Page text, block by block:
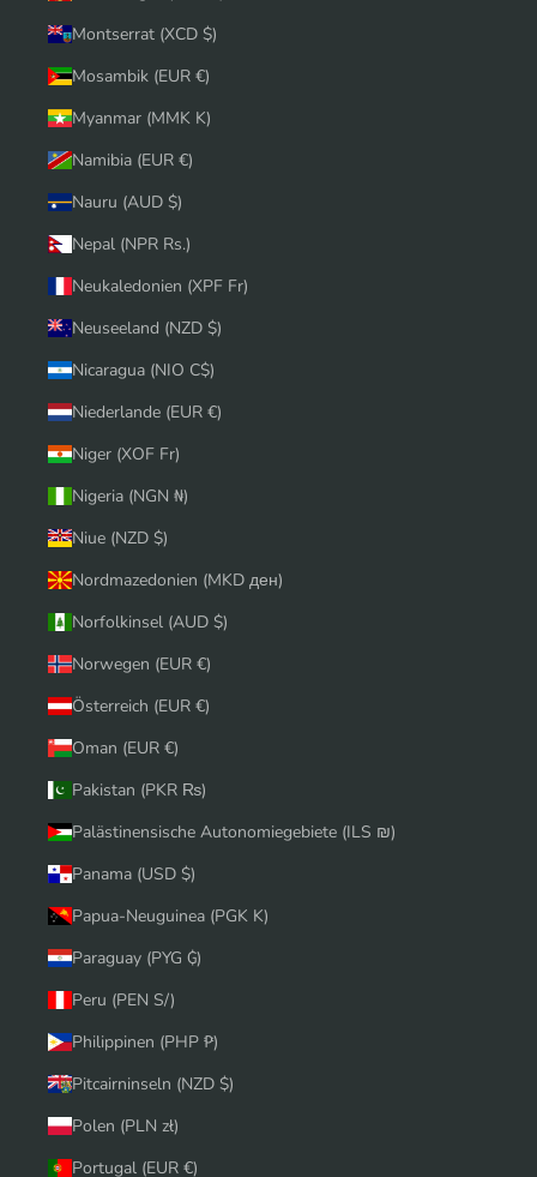
Montserrat (XCD $)
Mosambik (EUR €)
Myanmar (MMK K)
Namibia (EUR €)
Nauru (AUD $)
Nepal (NPR Rs.)
Neukaledonien (XPF Fr)
Neuseeland (NZD $)
Nicaragua (NIO C$)
Niederlande (EUR €)
Niger (XOF Fr)
Nigeria (NGN ₦)
Niue (NZD $)
Nordmazedonien (MKD ден)
Norfolkinsel (AUD $)
Norwegen (EUR €)
Österreich (EUR €)
Oman (EUR €)
Pakistan (PKR ₨)
Palästinensische Autonomiegebiete (ILS ₪)
Panama (USD $)
Papua-Neuguinea (PGK K)
Paraguay (PYG ₲)
Peru (PEN S/)
Philippinen (PHP ₱)
Pitcairninseln (NZD $)
Polen (PLN zł)
Portugal (EUR €)